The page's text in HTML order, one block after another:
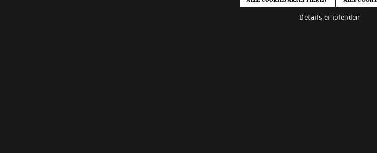
Details einblenden